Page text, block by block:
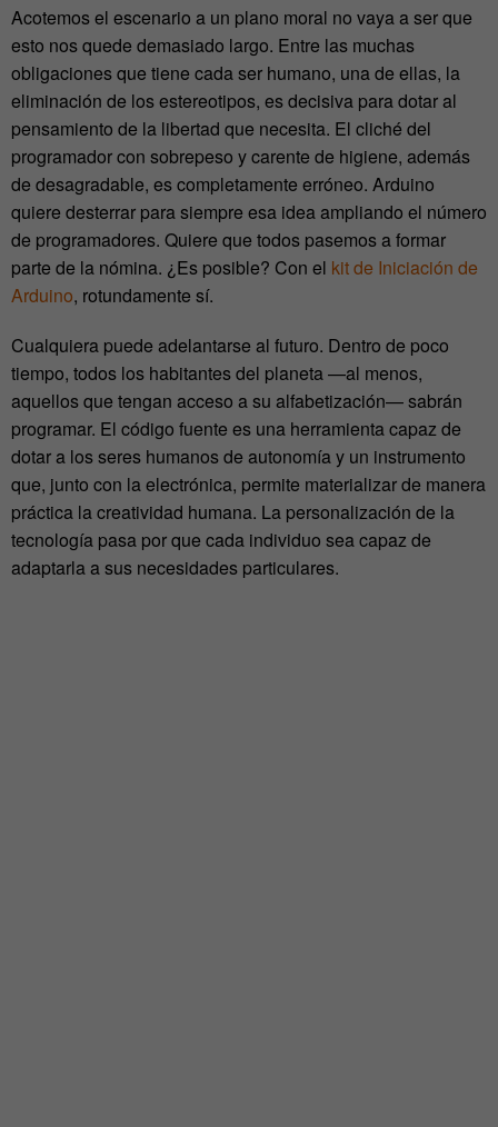
Acotemos el escenario a un plano moral no vaya a ser que
esto nos quede demasiado largo. Entre las muchas
obligaciones que tiene cada ser humano, una de ellas, la
eliminación de los estereotipos, es decisiva para dotar al
pensamiento de la libertad que necesita. El cliché del
programador con sobrepeso y carente de higiene, además
de desagradable, es completamente erróneo. Arduino
quiere desterrar para siempre esa idea ampliando el número
de programadores. Quiere que todos pasemos a formar
parte de la nómina. ¿Es posible? Con el kit de Iniciación de
Arduino, rotundamente sí.
Cualquiera puede adelantarse al futuro. Dentro de poco
tiempo, todos los habitantes del planeta —al menos,
aquellos que tengan acceso a su alfabetización— sabrán
programar. El código fuente es una herramienta capaz de
dotar a los seres humanos de autonomía y un instrumento
que, junto con la electrónica, permite materializar de manera
práctica la creatividad humana. La personalización de la
tecnología pasa por que cada individuo sea capaz de
adaptarla a sus necesidades particulares.